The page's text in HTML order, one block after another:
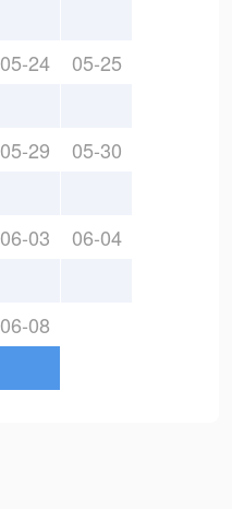
05-24 05-25
05-29 05-30
06-03 06-04
06-08